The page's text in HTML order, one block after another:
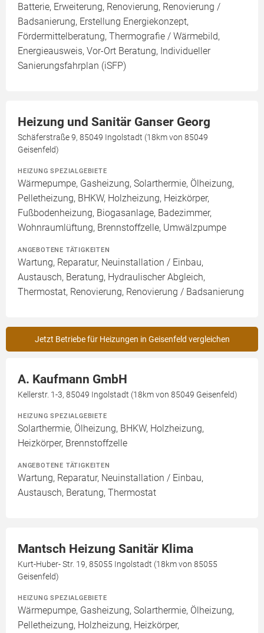
Batterie, Erweiterung, Renovierung, Renovierung /
Badsanierung, Erstellung Energiekonzept,
Fördermittelberatung, Thermografie / Wärmebild,
Energieausweis, Vor-Ort Beratung, Individueller
Sanierungsfahrplan (iSFP)
Heizung und Sanitär Ganser Georg
Schäferstraße 9, 85049 Ingolstadt (18km von 85049
Geisenfeld)
HEIZUNG SPEZIALGEBIETE
Wärmepumpe, Gasheizung, Solarthermie, Ölheizung,
Pelletheizung, BHKW, Holzheizung, Heizkörper,
Fußbodenheizung, Biogasanlage, Badezimmer,
Wohnraumlüftung, Brennstoffzelle, Umwälzpumpe
ANGEBOTENE TÄTIGKEITEN
Wartung, Reparatur, Neuinstallation / Einbau,
Austausch, Beratung, Hydraulischer Abgleich,
Thermostat, Renovierung, Renovierung / Badsanierung
Jetzt Betriebe für Heizungen in Geisenfeld vergleichen
A. Kaufmann GmbH
Kellerstr. 1-3, 85049 Ingolstadt (18km von 85049 Geisenfeld)
HEIZUNG SPEZIALGEBIETE
Solarthermie, Ölheizung, BHKW, Holzheizung,
Heizkörper, Brennstoffzelle
ANGEBOTENE TÄTIGKEITEN
Wartung, Reparatur, Neuinstallation / Einbau,
Austausch, Beratung, Thermostat
Mantsch Heizung Sanitär Klima
Kurt-Huber- Str. 19, 85055 Ingolstadt (18km von 85055
Geisenfeld)
HEIZUNG SPEZIALGEBIETE
Wärmepumpe, Gasheizung, Solarthermie, Ölheizung,
Pelletheizung, Holzheizung, Heizkörper,